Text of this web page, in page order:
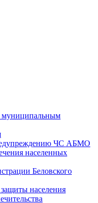
муниципальным
ЧС АБМО
населенных
Беловского
населения